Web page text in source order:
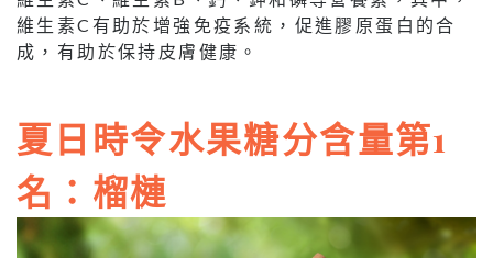
維生素C有助於增強免疫系統，促進膠原蛋白的合
成，有助於保持皮膚健康。
夏日時令水果糖分含量第1
名：榴槤